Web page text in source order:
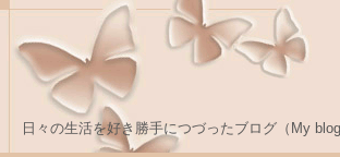
日々の生活を好き勝手につづったブログ（My